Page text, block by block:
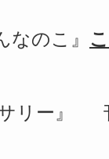
なのこ』
サリー』